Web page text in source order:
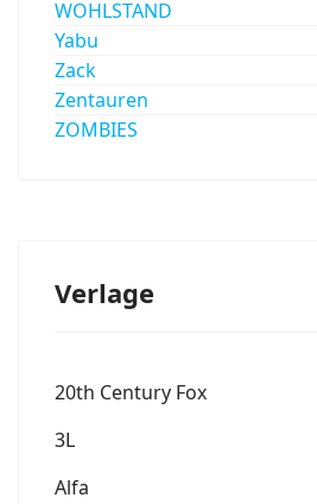
WOHLSTAND
Yabu
Zack
Zentauren
ZOMBIES
Verlage
20th Century Fox
3L
Alfa